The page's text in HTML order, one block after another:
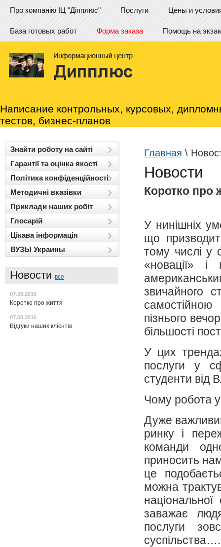
Про компанію ІЦ "Діпплюс" Послуги Цены и
База готовых работ Форма заказа Помощь на
Написание контрольных, курсовых,
тестов, бизнес-планов
Знайти роботу на сайті
Гарантії та оцінка якості
Політика конфіденційності
Методичні вказівки
Приклади наших робіт
Глосарій
Цікава інформація
ВУЗЫ Украины
Новости все
07.08.2016
Коротко про життя
07.08.2016
Відгуки наших клієнтів
Главная \
Новости
Коротко про
У нинішніх
що
тому числі у
«новації»
звичайного
пізнього
більшості
У цих
послуги у
студенти від
Чому робота у
Дуже
ринку і
команди
приносить
це
можна
заважає
послуги
суспільства….